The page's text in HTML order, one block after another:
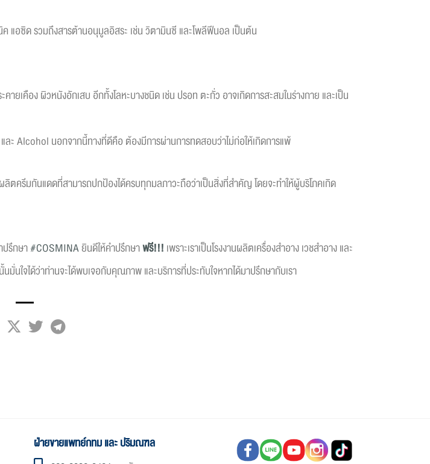
แอซิด รวมถึงสารต้านอนุมูลอิสระ เช่น วิตามินซี และโพลีฟีนอล เป็นต้น
เคือง ผิวหนังอักเสบ อีกทั้งโลหะบางชนิด เช่น ปรอท ตะกั่ว อาจเกิดการสะสมในร่างกาย และเป็น
ะ Alcohol นอกจากนี้ทางที่ดีคือ ต้องมีการผ่านการทดสอบว่าไม่ก่อให้เกิดการแพ้
ครีมกันแดดที่สามารถปกป้องได้ครบทุกมลภาวะถือว่าเป็นสิ่งที่สำคัญ โดยจะทำให้ผู้บริโภคเกิด
ปรึกษา#COSMINAยินดีให้คำปรึกษาฟรี!!! เพราะเราเป็นโรงงานผลิตเครื่องสำอาง เวชสำอาง และ
ใจได้ว่าท่านจะได้พบเจอกับคุณภาพ และบริการที่ประทับใจหากได้มาปรึกษากับเรา
ฝ่ายขายแพทย์กทม และ ปริมณฑล